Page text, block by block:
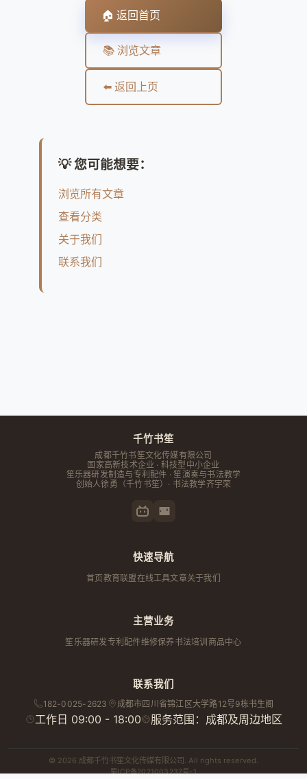
🏠 返回首页
📚 浏览文章
⬅️ 返回上页
💡 您可能想要：
浏览所有文章
查看分类
关于我们
联系我们
千竹书笙
成都千竹书笙文化传媒有限公司
国家高新技术企业 · 科技型中小企业
笙乐器研发制造与专利配件 · 笙演奏与书法教学
创始人徐勇 （千竹书笙）· 书法教学齐宇荣
快速导航
首页教育联盟在线工具文章关于我们
主营业务
笙乐器研发专利配件维修保养 书法培训 商品中心
联系我们
182-0025-2623 成都市四川省锦江区大学路12号9栋书生阁
工作日 09:00 - 18:00 服务范围：成都及周边地区
© 2026 成都千竹书笙文化传媒有限公司. All rights reserved.
蜀ICP备2021003237号-1